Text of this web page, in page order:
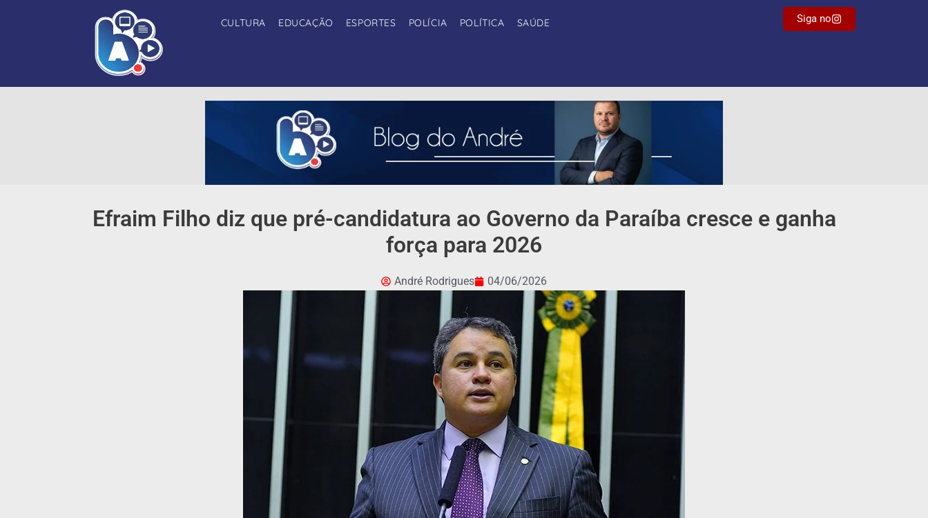
CULTURA EDUCAÇÃO ESPORTES POLÍCIA POLÍTICA SAÚDE Siga no
Efraim Filho diz que pré-candidatura ao Governo da Paraíba cresce e ganha
força para 2026
André Rodrigues 04/06/2026